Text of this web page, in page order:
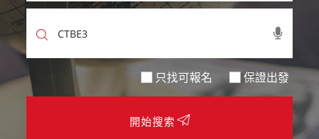
只找可報名 保證出發
開始搜索